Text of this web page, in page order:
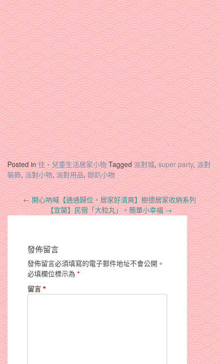
Posted in住‧兒童生活居家小物Tagged派對城,super party,派對
裝飾,派對小物,派對用品,辦趴小物
Post
navigation
←開心吶喊【通通歸位。居家好清爽】樹德居家收納系列
【宜蘭】民宿「大粒丸」。簡單小幸福→
發佈留言
發佈留言必須填寫的電子郵件地址不會公開。
必填欄位標示為 *
留言 *